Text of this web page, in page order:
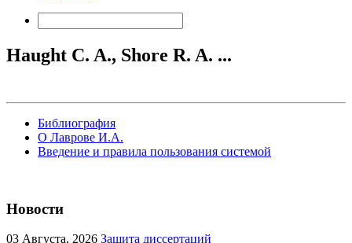
Haught C. A., Shore R. A. ...
Библиография
О Лаврове И.А.
Введение и правила пользования системой
Новости
03 Августа, 2026 Защита диссертаций